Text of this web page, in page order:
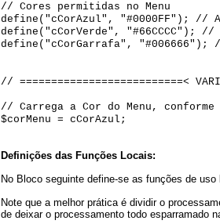
// Cores permitidas no Menu
define("cCorAzul", "#0000FF"); //
define("cCorVerde", "#66CCCC"); //
define("cCorGarrafa", "#006666");
// ==========================<
// Carrega a Cor do Menu, conforme
$corMenu = cCorAzul;
Definições das Funções Locais:
No Bloco seguinte define-se as funções de uso
Note que a melhor prática é dividir o
de deixar o processamento todo esparramado